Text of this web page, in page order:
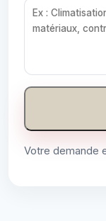
Votre demande